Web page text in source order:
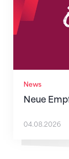
News
Neue
04.08.2026